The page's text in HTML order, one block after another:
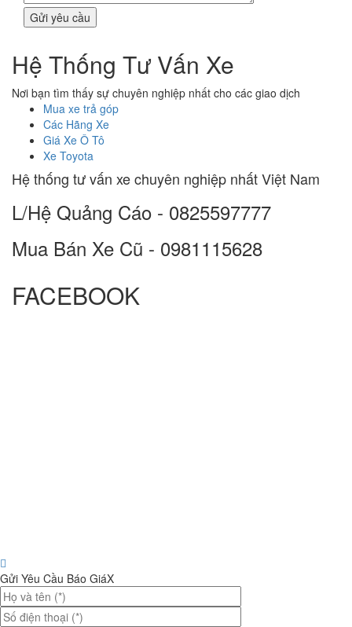
Hệ Thống Tư Vấn Xe
Nơi bạn tìm thấy sự chuyên nghiệp nhất cho các giao dịch
Mua xe trả góp
Các Hãng Xe
Giá Xe Ô Tô
Xe Toyota
Hệ thống tư vấn xe chuyên nghiệp nhất Việt Nam
L/Hệ Quảng Cáo - 0825597777
Mua Bán Xe Cũ - 0981115628
FACEBOOK
Gửi Yêu Cầu Báo GiáX